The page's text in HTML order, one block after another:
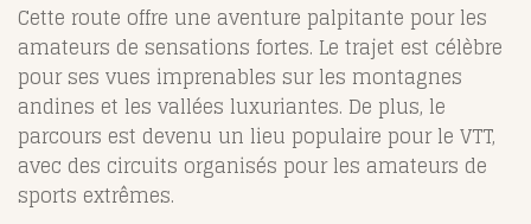
Cette route offre une aventure palpitante pour les
amateurs de sensations fortes. Le trajet est célèbre
pour ses vues imprenables sur les montagnes
andines et les vallées luxuriantes. De plus, le
parcours est devenu un lieu populaire pour le VTT,
avec des circuits organisés pour les amateurs de
sports extrêmes.